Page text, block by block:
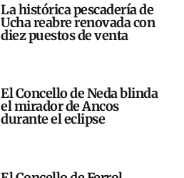
La histórica pescadería de
Ucha reabre renovada con
diez puestos de venta
El Concello de Neda blinda
el mirador de Ancos
durante el eclipse